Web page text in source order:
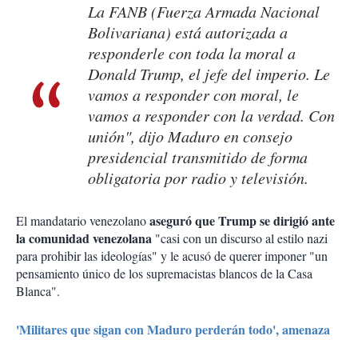
La FANB (Fuerza Armada Nacional
Bolivariana) está autorizada a
responderle con toda la moral a
Donald Trump, el jefe del imperio. Le
vamos a responder con moral, le
vamos a responder con la verdad. Con
unión", dijo Maduro en consejo
presidencial transmitido de forma
obligatoria por radio y televisión.
El mandatario venezolanoaseguró que Trump se dirigió ante
la comunidad venezolana "casi con un discurso al estilo nazi
para prohibir las ideologías" y le acusó de querer imponer "un
pensamiento único de los supremacistas blancos de la Casa
Blanca".
'Militares que sigan con Maduro perderán todo', amenaza